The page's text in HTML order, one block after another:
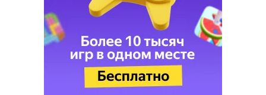
кабачок;
петрушка;
оливковое масло;